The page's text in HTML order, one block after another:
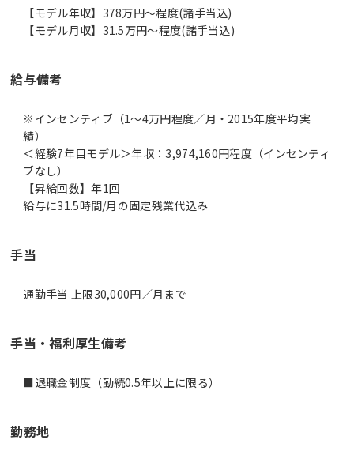
【モデル年収】378万円〜程度(諸手当込)
【モデル月収】31.5万円〜程度(諸手当込)
給与備考
※インセンティブ（1～4万円程度／月・2015年度平均実
績）
＜経験7年目モデル＞年収：3,974,160円程度（インセンティ
ブなし）
【昇給回数】年1回
給与に31.5時間/月の固定残業代込み
手当
通勤手当 上限30,000円／月まで
手当・福利厚生備考
■退職金制度（勤続0.5年以上に限る）
勤務地